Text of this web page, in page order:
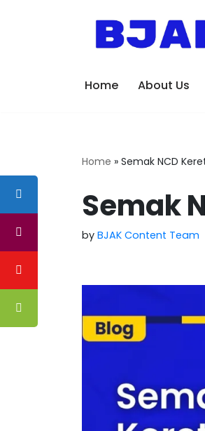
Home About Us
Home » Semak NCD
Semak
by BJAK Content Team